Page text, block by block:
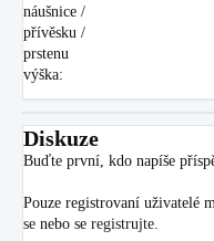
náušnice /
přívěsku /
prstenu
výška:
Diskuze
Buďte první, kdo napíše
Pouze registrovaní uživatelé
se nebo se registrujte